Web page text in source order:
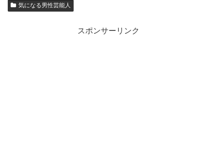
気になる男性芸能人
スポンサーリンク